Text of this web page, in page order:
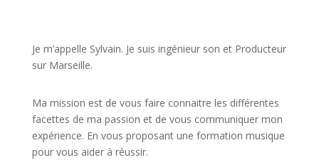
Je m’appelle Sylvain. Je suis ingénieur son et Producteur
sur Marseille.
Ma mission est de vous faire connaitre les différentes
facettes de ma passion et de vous communiquer mon
expérience. En vous proposant une formation musique
pour vous aider à réussir.